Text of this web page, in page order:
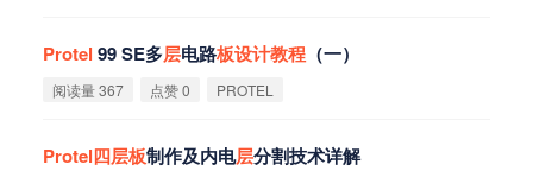
Protel 99 SE多层电路板设计教程 （一）
阅读量 367 点赞 0 PROTEL
Protel四层板制作及内电层分割技术详解